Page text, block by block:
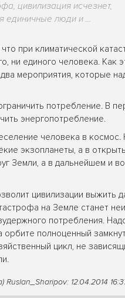
цивилизация исчезнет,
единичные люди и ...
при климатической
ни единого человека. Как
мероприятия, которые
потребление. В
энергопотребление.
человека в космос.
экзопланеты, а в
Земли, а в дальнейшем и
цивилизации выжить
на Земле станет
потребления.
орбите полноценный
цикл, не
Ruslan_Sharipov: 12.04.2014